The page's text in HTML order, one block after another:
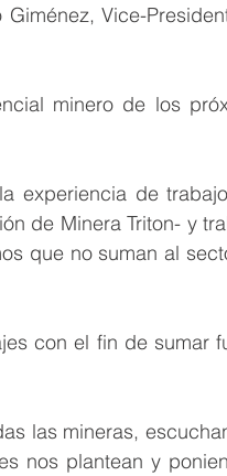
Vice-
minero de los
experiencia de
de Minera Triton- y
que no suman al
con el fin de sumar
las mineras,
nos plantean y